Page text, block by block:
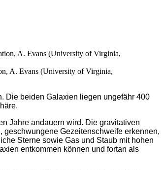
A. Evans (University of Virginia,
Die beiden Galaxien liegen ungefähr 400
Jahre andauern wird. Die gravitativen
Gezeitenschweife erkennen,
Sterne sowie Gas und Staub mit hohen
entkommen können und fortan als